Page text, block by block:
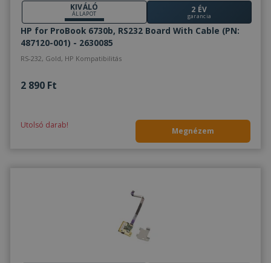
KIVÁLÓ
ÁLLAPOT 2 ÉV
garancia
HP for ProBook 6730b, RS232 Board With Cable (PN:
487120-001) - 2630085
RS-232, Gold, HP Kompatibilitás
2 890 Ft
Utolsó darab!
Megnézem